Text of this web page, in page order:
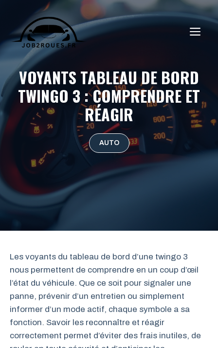
contenu
VOYANTS TABLEAU DE BORD
TWINGO 3 : COMPRENDRE ET
RÉAGIR
AUTO
Les voyants du tableau de bord d’une twingo 3
nous permettent de comprendre en un coup d’œil
l’état du véhicule. Que ce soit pour signaler une
panne, prévenir d’un entretien ou simplement
informer d’un mode actif, chaque symbole a sa
fonction. Savoir les reconnaître et réagir
correctement permet d’éviter des frais inutiles, de